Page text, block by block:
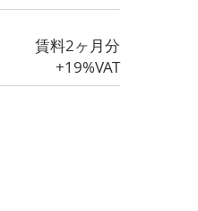
賃料2ヶ月分
+19%VAT